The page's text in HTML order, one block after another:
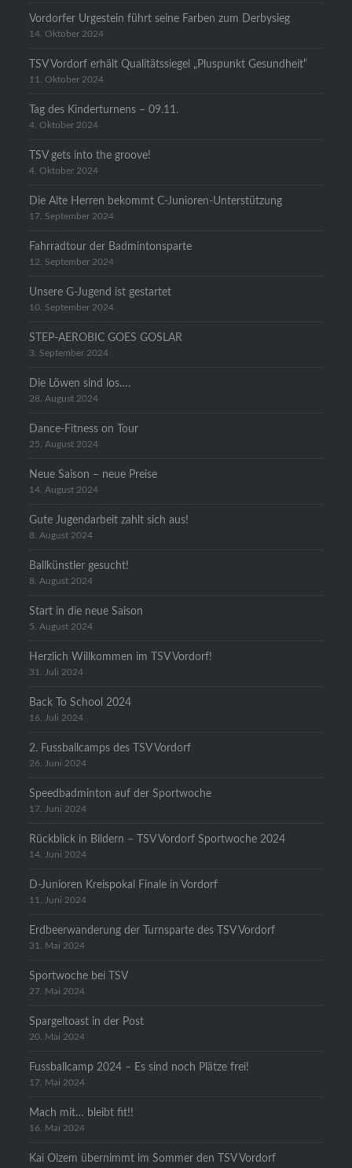
Vordorfer Urgestein führt seine Farben zum Derbysieg
14. Oktober 2024
TSV Vordorf erhält Qualitätssiegel „Pluspunkt Gesundheit“
11. Oktober 2024
Tag des Kinderturnens – 09.11.
4. Oktober 2024
TSV gets into the groove!
4. Oktober 2024
Die Alte Herren bekommt C-Junioren-Unterstützung
17. September 2024
Fahrradtour der Badmintonsparte
12. September 2024
Unsere G-Jugend ist gestartet
10. September 2024
STEP-AEROBIC GOES GOSLAR
3. September 2024
Die Löwen sind los….
28. August 2024
Dance-Fitness on Tour
25. August 2024
Neue Saison – neue Preise
14. August 2024
Gute Jugendarbeit zahlt sich aus!
8. August 2024
Ballkünstler gesucht!
8. August 2024
Start in die neue Saison
5. August 2024
Herzlich Willkommen im TSV Vordorf!
31. Juli 2024
Back To School 2024
16. Juli 2024
2. Fussballcamps des TSV Vordorf
26. Juni 2024
Speedbadminton auf der Sportwoche
17. Juni 2024
Rückblick in Bildern – TSV Vordorf Sportwoche 2024
14. Juni 2024
D-Junioren Kreispokal Finale in Vordorf
11. Juni 2024
Erdbeerwanderung der Turnsparte des TSV Vordorf
31. Mai 2024
Sportwoche bei TSV
27. Mai 2024
Spargeltoast in der Post
20. Mai 2024
Fussballcamp 2024 – Es sind noch Plätze frei!
17. Mai 2024
Mach mit… bleibt fit!!
16. Mai 2024
Kai Olzem übernimmt im Sommer den TSV Vordorf